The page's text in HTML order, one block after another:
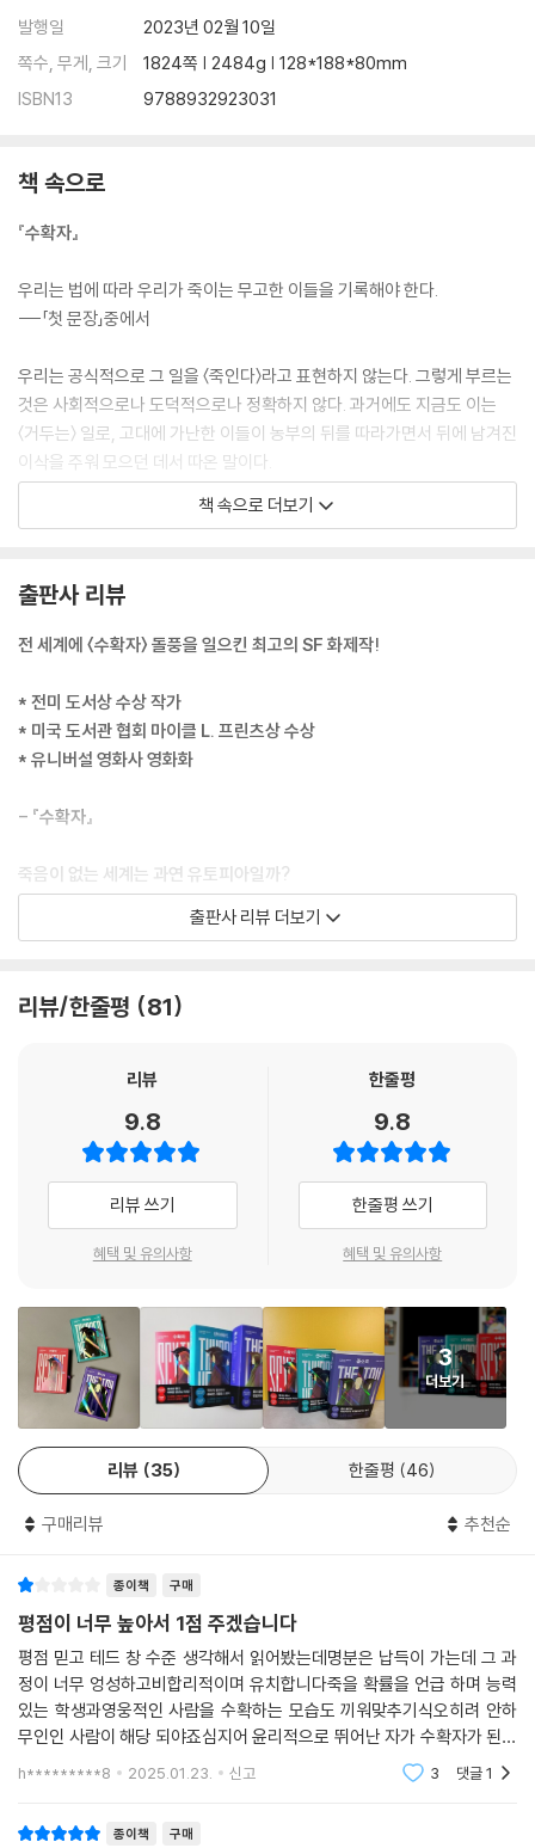
발행일
2023년 02월 10일
쪽수, 무게, 크기
1824쪽 | 2484g | 128*188*80mm
ISBN13
9788932923031
책 속으로
『수확자』
우리는 법에 따라 우리가 죽이는 무고한 이들을 기록해야 한다.
---「첫 문장」중에서
우리는 공식적으로 그 일을 〈죽인다〉라고 표현하지 않는다. 그렇게 부르는
것은 사회적으로나 도덕적으로나 정확하지 않다. 과거에도 지금도 이는
〈거두는〉 일로, 고대에 가난한 이들이 농부의 뒤를 따라가면서 뒤에 남겨진
이삭을 주워 모으던 데서 따온 말이다.
--- p.11
「세상의 이면을 볼 줄 아는군요, 시트라 테라노바. 훌륭한 수확자가 될 겁
니다.」
「그게 첫 번째 조건입니다.」
그러고 나서 그는 그들의 이웃을 죽이러 갔다.
--- p.22
선더헤드는 말 그대로 모든 것을 알았다. 언제 어디에 도로를 건설할지, 식
계속 성장하는 인구로부터 어떻게 보호할 것인지 모두 알았다. 선더헤드는
일자리를 만들고, 가난한 이들에게 옷을 입히고, 〈세계법〉을 정립했다. 역
사상 처음으로 법은 정의의 그림자가 아니라 정의가 되었다. 선더헤드는
우리에게 완벽한 세상을 선사했다. 우리 조상들이 꿈만 꾸던 유토피아가
--- pp.67~68
시트라 테라노바가 고결한 수확자 패러데이의 수습생이 된 이후, 시트라가
세상을 변화시킬 가능성은 1백 배 증가했다. 무엇을 할지는 불확실하고, 그
결과도 알 수 없지만, 무엇이 되었든 간에 하기는 할 것이다. 인류는 시트라
의 결정, 시트라의 성취, 시트라의 실수에 따라 상승하거나 하강할 수 있다.
--- p.48
사의 균형을 잡기 위해 생명을 끝낸다는 건 완벽한 세상을 위한 완벽한 아
이디어였다. 수확자 패러데이는 수확자가 진정 어떠해야 하는지를 보여 주
었고, 많고도 많은 수확자들이, 거만하고 오만한 수확자들조차도 아직 제
일 고귀한 가치를 붙들고 있었다. 하지만 그 가치들이 없다면 수확령은 끔
찍해질 터였다. 로언은 순진하게도 그걸 막을 수 있다고 믿고 있었다.
--- p.158
하지만 내가 어떻게 인류를 인류로부터 지킬 수 있을까?
를 목격해 왔다. 이 둘은 격렬한 탱고를 추는 댄서들처럼 서로 균형을 잡는
다. 이 춤의 무자비함이 아름다움을 압도할 때만이 미래가 위협받는 때이
다. 이 춤을 이끌고, 춤의 분위기를 정하는 것은 수확령이다.
--- p.316
『종소리』
그러다가 인류와 인류의 가장 위대한 창조물 사이가 벌어졌다. 인듀라가
선포했다. 당시에는 그 누구도 세계 수확자 회의를 잃었다는 것이 무슨 의
책 속으로 더보기
출판사 리뷰
전 세계에 〈수확자〉 돌풍을 일으킨 최고의 SF 화제작!
* 전미 도서상 수상 작가
* 미국 도서관 협회 마이클 L. 프린츠상 수상
* 유니버설 영화사 영화화
- 『수확자』
죽음이 없는 세계는 과연 유토피아일까?
베스트셀러 작가 닐 셔스터먼의 환상적인 SF 소설
자 번역가인 이수현 씨의 번역으로 열린책들에서 출간되었다. 닐 셔스터먼
혼 북상을 받은 『슈와가 여기 있었다The Schwa Was Here』, 미국 도서
양한 소설로 30개가 넘는 상을 수상했으며, 출간 즉시 각종 베스트셀러 리
스트에 작품을 올리는 문학성과 대중성을 겸비한 소설가다.
닐 셔스터먼의 가장 큰 강점은 〈재미있는 소설〉을 쓴다는 점이지만, 뜨거운
사회적 문제를 절묘하게 끌고 와 독자들로 하여금 철학적 문제에 직면하도
중절을 소재로 한 『분해되는 아이들』 그리고 의미 있는 삶과 죽음이란 무
엇인지에 대해 묻는 이번 작품 〈수확자〉 시리즈 모두, 흥미로운 이야기 속
에 날카로운 질문이 숨겨져 있다.
전 세계에 팬덤을 양산한 〈수확자〉 시리즈는 유니버설에서 영화화가 진행
중으로, 팬들은 매력적인 캐릭터와 화려한 전투 장면을 화면으로 만날 날
을 손꼽아 기다리고 있다. 이 거대한 세계의 시작을 알리는 1권 『수확자』는
어떠한 편견도 악의도 없이
굶주림과 질병, 전쟁, 그리고 죽음마저 사라진 〈완벽한 세계〉를 상상해 본
적이 있는가? 2042년, 슈퍼컴퓨터가 진화하여 무한에 가까운 능력을 가
지게 되면서 지구는 그 어떤 문제도 없는 완벽한 세계가 된다. 슈퍼컴퓨터
의 이름은 〈선더헤드〉. 죽은 사람을 소생시키는 일부터 전쟁을 막는 일까
지, 못하는 게 없는 선더헤드가 딱 한 가지 관여하지 않는 영역이 있으니 그
출판사 리뷰 더보기
리뷰/한줄평 81
리뷰
9.8
리뷰 쓰기
혜택 및 유의사항
한줄평
9.8
한줄평 쓰기
혜택 및 유의사항
3
더보기
리뷰 35 한줄평 46
구매리뷰 추천순
종이책 구매
평점이 너무 높아서 1점 주겠습니다
평점 믿고 테드 창 수준 생각해서 읽어봤는데명분은 납득이 가는데 그 과
정이 너무 엉성하고비합리적이며 유치합니다죽을 확률을 언급 하며 능력
있는 학생과영웅적인 사람을 수확하는 모습도 끼워맞추기식오히려 안하
무인인 사람이 해당 되야죠심지어 윤리적으로 뛰어난 자가 수확자가 된다
더니재미로 죽이는 수확자 집단까지이건 뭐 유치하고 애들 만화 보는 느낌
h*********8 2025.01.23. 신고 3 댓글1
종이책 구매